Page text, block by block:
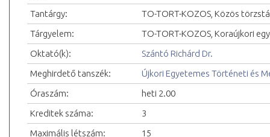
Tantárgy:
TO-TORT-KOZOS, Közös
Tárgyelem:
TO-TORT-KOZOS, Koraújkori
Oktató(k):
Szántó Richárd Dr.
Meghirdető tanszék:
Újkori Egyetemes Történeti és
Óraszám:
heti 2.00
Kreditek száma:
3
Maximális létszám:
15